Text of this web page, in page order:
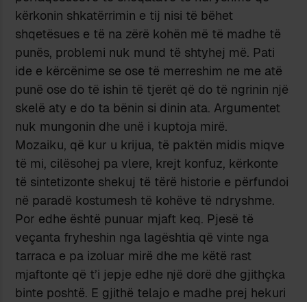
kërkonin shkatërrimin e tij nisi të bëhet
shqetësues e të na zërë kohën më të madhe të
punës, problemi nuk mund të shtyhej më. Pati
ide e kërcënime se ose të merreshim ne me atë
punë ose do të ishin të tjerët që do të ngrinin një
skelë aty e do ta bënin si dinin ata. Argumentet
nuk mungonin dhe unë i kuptoja mirë.
Mozaiku, që kur u krijua, të paktën midis miqve
të mi, cilësohej pa vlere, krejt konfuz, kërkonte
të sintetizonte shekuj të tërë historie e përfundoi
në paradë kostumesh të kohëve të ndryshme.
Por edhe është punuar mjaft keq. Pjesë të
veçanta fryheshin nga lagështia që vinte nga
tarraca e pa izoluar mirë dhe me këtë rast
mjaftonte që t’i jepje edhe një dorë dhe gjithçka
binte poshtë. E gjithë telajo e madhe prej hekuri